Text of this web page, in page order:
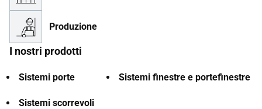
Produzione
I nostri prodotti
Sistemi porte Sistemi finestre e portefinestre
Sistemi scorrevoli